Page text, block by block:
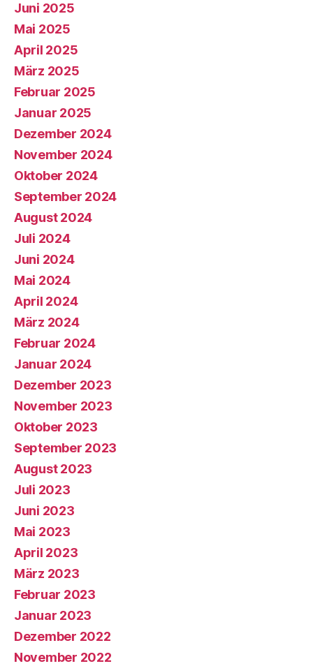
Juni 2025
Mai 2025
April 2025
März 2025
Februar 2025
Januar 2025
Dezember 2024
November 2024
Oktober 2024
September 2024
August 2024
Juli 2024
Juni 2024
Mai 2024
April 2024
März 2024
Februar 2024
Januar 2024
Dezember 2023
November 2023
Oktober 2023
September 2023
August 2023
Juli 2023
Juni 2023
Mai 2023
April 2023
März 2023
Februar 2023
Januar 2023
Dezember 2022
November 2022